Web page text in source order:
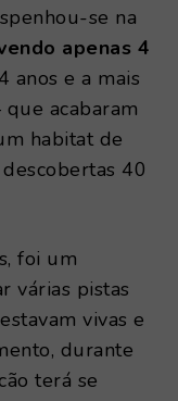
se na
apenas 4
anos e a mais
acabaram
habitat de
40
foi um
várias pistas
vivas e
durante
terá se